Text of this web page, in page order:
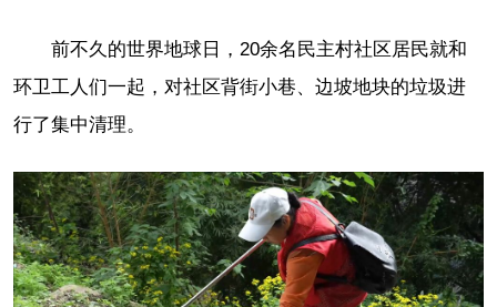
前不久的世界地球日，20余名民主村社区居民就和
环卫工人们一起，对社区背街小巷、边坡地块的垃圾进
行了集中清理。